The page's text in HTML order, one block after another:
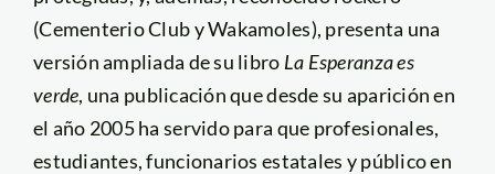
(Cementerio Club y Wakamoles), presenta una
versión ampliada de su libro La Esperanza es
verde, una publicación que desde su aparición en
el año 2005 ha servido para que profesionales,
estudiantes, funcionarios estatales y público en